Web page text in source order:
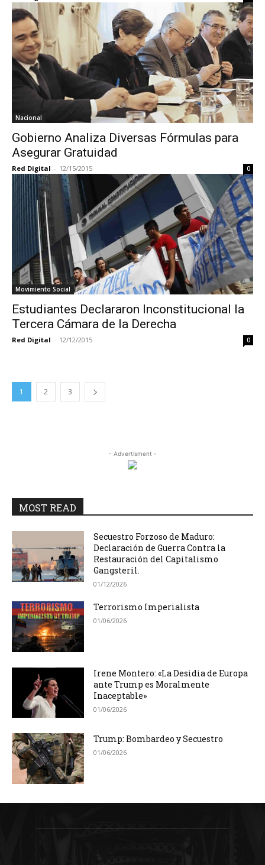
Nacional
Gobierno Analiza Diversas Fórmulas para
Asegurar Gratuidad
Red Digital - 12/15/2015 0
Movimiento Social
Estudiantes Declararon Inconstitucional la
Tercera Cámara de la Derecha
Red Digital - 12/12/2015 0
1 2 3
- Advertisment -
MOST READ
Secuestro Forzoso de Maduro:
Declaración de Guerra Contra la
Restauración del Capitalismo
Gangsteril.
01/12/2026
Terrorismo Imperialista
01/06/2026
Irene Montero: «La Desidia de Europa
ante Trump es Moralmente
Inaceptable»
01/06/2026
Trump: Bombardeo y Secuestro
01/06/2026